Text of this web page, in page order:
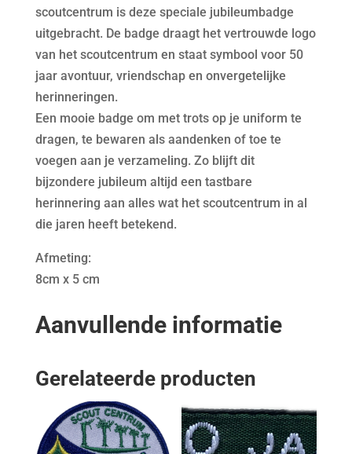
scoutcentrum is deze speciale jubileumbadge
uitgebracht. De badge draagt het vertrouwde logo
van het scoutcentrum en staat symbool voor 50
jaar avontuur, vriendschap en onvergetelijke
herinneringen.
Een mooie badge om met trots op je uniform te
dragen, te bewaren als aandenken of toe te
voegen aan je verzameling. Zo blijft dit
bijzondere jubileum altijd een tastbare
herinnering aan alles wat het scoutcentrum in al
die jaren heeft betekend.
Afmeting:
8cm x 5 cm
Aanvullende informatie
Gerelateerde producten